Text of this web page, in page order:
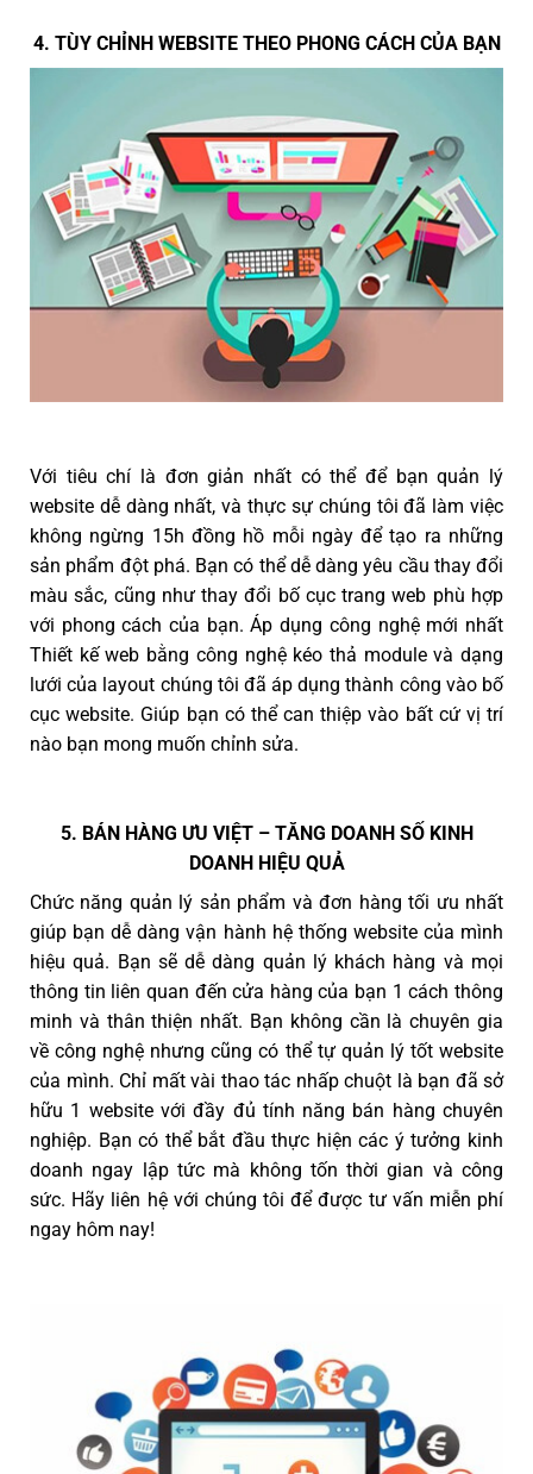
4. TÙY CHỈNH WEBSITE THEO PHONG CÁCH CỦA BẠN
Với tiêu chí là đơn giản nhất có thể để bạn quản lý
website dễ dàng nhất, và thực sự chúng tôi đã làm việc
không ngừng 15h đồng hồ mỗi ngày để tạo ra những
sản phẩm đột phá. Bạn có thể dễ dàng yêu cầu thay đổi
màu sắc, cũng như thay đổi bố cục trang web phù hợp
với phong cách của bạn. Áp dụng công nghệ mới nhất
Thiết kế web bằng công nghệ kéo thả module và dạng
lưới của layout chúng tôi đã áp dụng thành công vào bố
cục website. Giúp bạn có thể can thiệp vào bất cứ vị trí
nào bạn mong muốn chỉnh sửa.
5. BÁN HÀNG ƯU VIỆT – TĂNG DOANH SỐ KINH
DOANH HIỆU QUẢ
Chức năng quản lý sản phẩm và đơn hàng tối ưu nhất
giúp bạn dễ dàng vận hành hệ thống website của mình
hiệu quả. Bạn sẽ dễ dàng quản lý khách hàng và mọi
thông tin liên quan đến cửa hàng của bạn 1 cách thông
minh và thân thiện nhất. Bạn không cần là chuyên gia
về công nghệ nhưng cũng có thể tự quản lý tốt website
của mình. Chỉ mất vài thao tác nhấp chuột là bạn đã sở
hữu 1 website với đầy đủ tính năng bán hàng chuyên
nghiệp. Bạn có thể bắt đầu thực hiện các ý tưởng kinh
doanh ngay lập tức mà không tốn thời gian và công
sức. Hãy liên hệ với chúng tôi để được tư vấn miễn phí
ngay hôm nay!